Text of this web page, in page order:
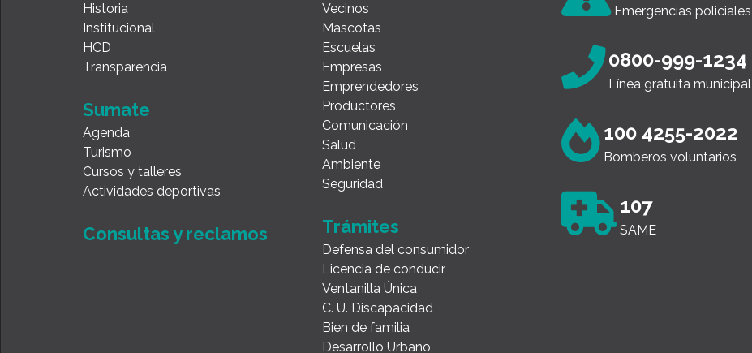
Historia
Institucional
HCD
Transparencia
Sumate
Agenda
Turismo
Cursos y talleres
Actividades deportivas
Consultas y reclamos
Vecinos
Mascotas
Escuelas
Empresas
Emprendedores
Productores
Comunicación
Salud
Ambiente
Seguridad
Trámites
Defensa del consumidor
Licencia de conducir
Ventanilla Única
C. U. Discapacidad
Bien de familia
Desarrollo Urbano
Emergencias policiales
0800-999-1234
Línea gratuita municipal
100 4255-2022
Bomberos voluntarios
107
SAME